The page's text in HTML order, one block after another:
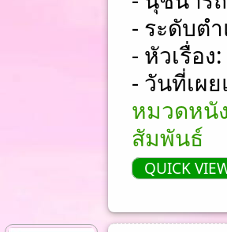
- ระดับต
- หัวเรื่อง:
- วันที่เผ
หมวดหนั
สัมพันธ์
QUICK